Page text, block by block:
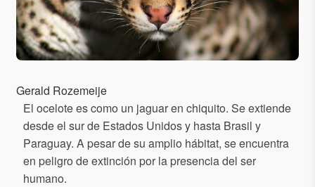
Gerald Rozemeije
El ocelote es como un jaguar en chiquito. Se extiende
desde el sur de Estados Unidos y hasta Brasil y
Paraguay. A pesar de su amplio hábitat, se encuentra
en peligro de extinción por la presencia del ser
humano.